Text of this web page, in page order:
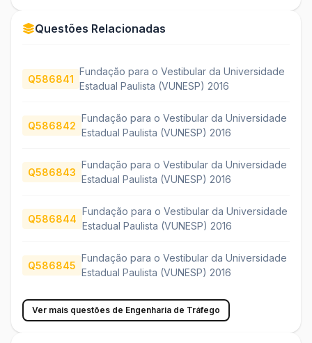
Questões Relacionadas
Q586841
Fundação para o Vestibular da Universidade
Estadual Paulista (VUNESP) 2016
Q586842
Fundação para o Vestibular da Universidade
Estadual Paulista (VUNESP) 2016
Q586843
Fundação para o Vestibular da Universidade
Estadual Paulista (VUNESP) 2016
Q586844
Fundação para o Vestibular da Universidade
Estadual Paulista (VUNESP) 2016
Q586845
Fundação para o Vestibular da Universidade
Estadual Paulista (VUNESP) 2016
Ver mais questões de Engenharia de Tráfego